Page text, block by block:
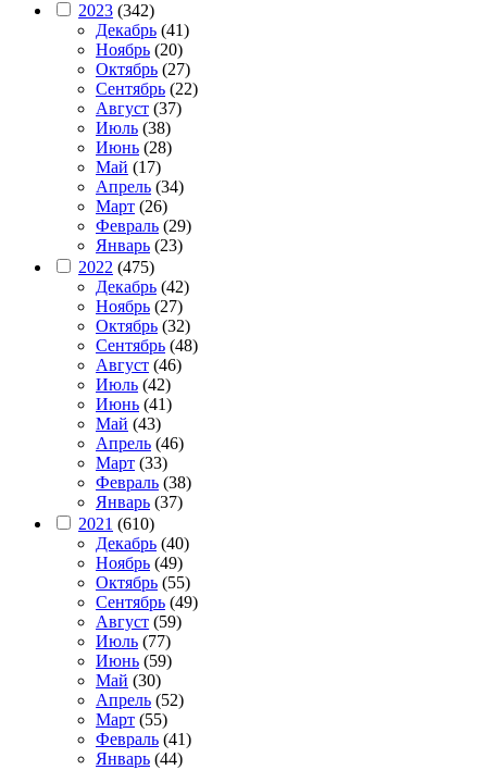
2023 (342)
Декабрь (41)
Ноябрь (20)
Октябрь (27)
Сентябрь (22)
Август (37)
Июль (38)
Июнь (28)
Май (17)
Апрель (34)
Март (26)
Февраль (29)
Январь (23)
2022 (475)
Декабрь (42)
Ноябрь (27)
Октябрь (32)
Сентябрь (48)
Август (46)
Июль (42)
Июнь (41)
Май (43)
Апрель (46)
Март (33)
Февраль (38)
Январь (37)
2021 (610)
Декабрь (40)
Ноябрь (49)
Октябрь (55)
Сентябрь (49)
Август (59)
Июль (77)
Июнь (59)
Май (30)
Апрель (52)
Март (55)
Февраль (41)
Январь (44)